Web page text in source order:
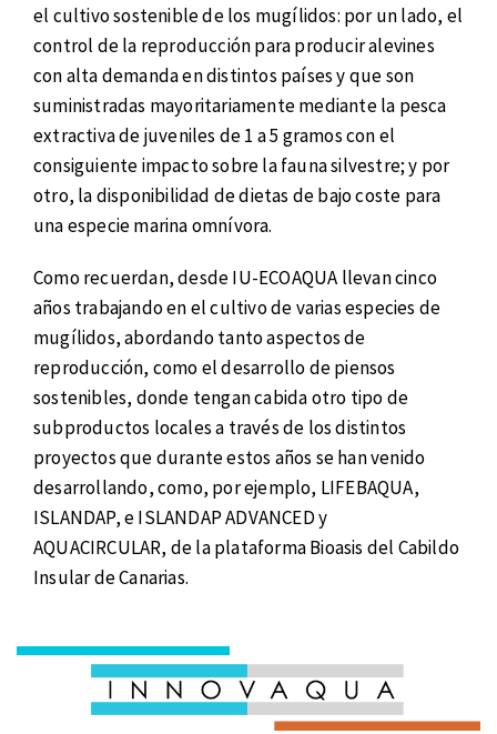
el cultivo sostenible de los mugílidos: por un lado, el
control de la reproducción para producir alevines
con alta demanda en distintos países y que son
suministradas mayoritariamente mediante la pesca
extractiva de juveniles de 1 a 5 gramos con el
consiguiente impacto sobre la fauna silvestre; y por
otro, la disponibilidad de dietas de bajo coste para
una especie marina omnívora.
Como recuerdan, desde IU-ECOAQUA llevan cinco
años trabajando en el cultivo de varias especies de
mugílidos, abordando tanto aspectos de
reproducción, como el desarrollo de piensos
sostenibles, donde tengan cabida otro tipo de
subproductos locales a través de los distintos
proyectos que durante estos años se han venido
desarrollando, como, por ejemplo, LIFEBAQUA,
ISLANDAP, e ISLANDAP ADVANCED y
AQUACIRCULAR, de la plataforma Bioasis del Cabildo
Insular de Canarias.